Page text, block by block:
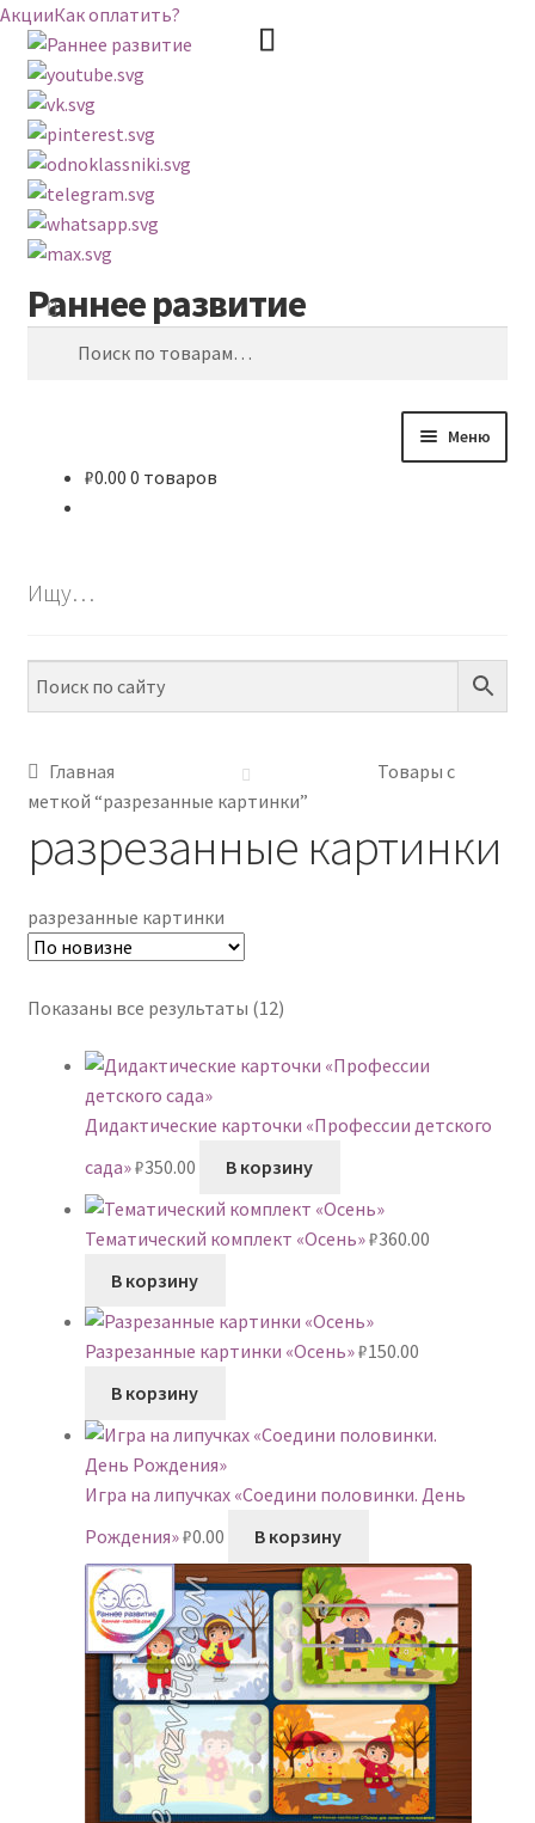
АкцииКак оплатить?
Перейти
к
навигации
Перейти
к
содержимому
Раннее развитие
Поиск
Меню
ПО НАВЫКАМ
МЕТОДИКИ
АРТ СТУДИЯ
ИГРЫ НА ЛИПУЧКАХ
КОНТАКТЫ
₽0.00 0 товаров
Ищу…
Главная
Товары с
меткой “разрезанные картинки”
разрезанные картинки
разрезанные картинки
Показаны все результаты (12)Сортировка:
недавние
Дидактические карточки «Профессии детского
сада»₽350.00 В корзину
Тематический комплект «Осень»₽360.00
В корзину
Разрезанные картинки «Осень»₽150.00
В корзину
Игра на липучках «Соедини половинки. День
Рождения»₽0.00 В корзину